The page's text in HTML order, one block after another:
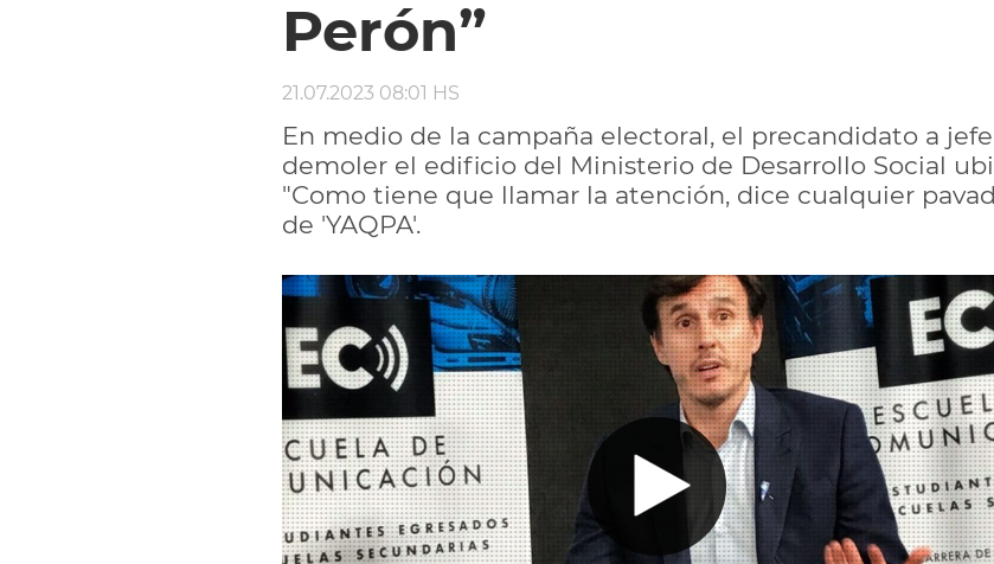
Perón”
21.07.2023 08:01 HS
En medio de la campaña electoral, el precandidato a
demoler el edificio del Ministerio de Desarrollo Social
"Como tiene que llamar la atención, dice cualquier
de 'YAQPA'.